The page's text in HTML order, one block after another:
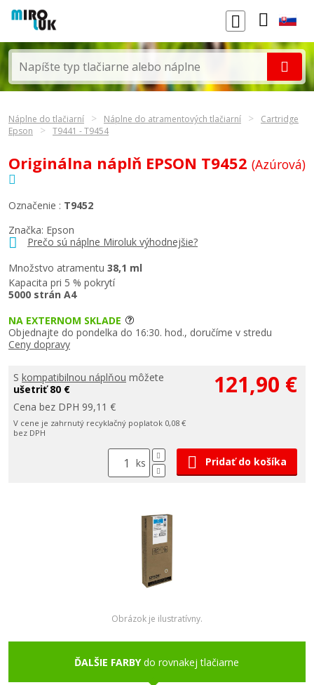
Náplne do tlačiarní Náplne do atramentových tlačiarní
Cartridge
Epson
T9441 - T9454
Originálna náplň EPSON T9452 (Azúrová)
Značka: Epson
Prečo sú náplne Miroluk výhodnejšie?
Množstvo atramentu 38,1 ml
Kapacita pri 5 % pokrytí
5000 strán A4
Označenie : T9452
NA EXTERNOM SKLADE
Objednajte do pondelka do 16:30. hod., doručíme v stredu
Ceny dopravy
S kompatibilnou náplňou môžete
ušetriť 80 €
Cena bez DPH 99,11 €
V cene je zahrnutý recyklačný poplatok 0,08 €
bez DPH
121,90 €
ks Pridať do košíka
Obrázok je ilustratívny.
ĎALŠIE FARBYdo rovnakej tlačiarne